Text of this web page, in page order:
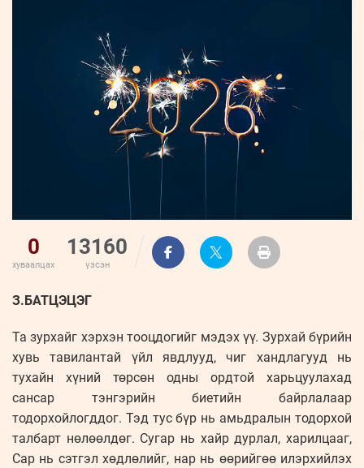
Бүртгүүлэх
Нэвтрэх
Leaderships
forum
УРЛАГ
0
хуваалцах
13160
үзсэн
З.БАТЦЭЦЭГ
Та зурхайг хэрхэн тооцдогийг мэдэх үү. Зурхай бүрийн
хувь тавилантай үйл явдлууд, чиг хандлагууд нь
тухайн хүний ​​төрсөн одны ордтой харьцуулахад
сансар тэнгэрийн биетийн байрлалаар
тодорхойлогддог. Тэд тус бүр нь амьдралын тодорхой
талбарт нөлөөлдөг. Сугар нь хайр дурлал, харилцааг,
Сар нь сэтгэл хөдлөлийг, нар нь өөрийгөө илэрхийлэх